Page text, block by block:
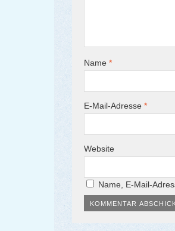
Name *
E-Mail-Adresse *
Website
Name, E-Mail-